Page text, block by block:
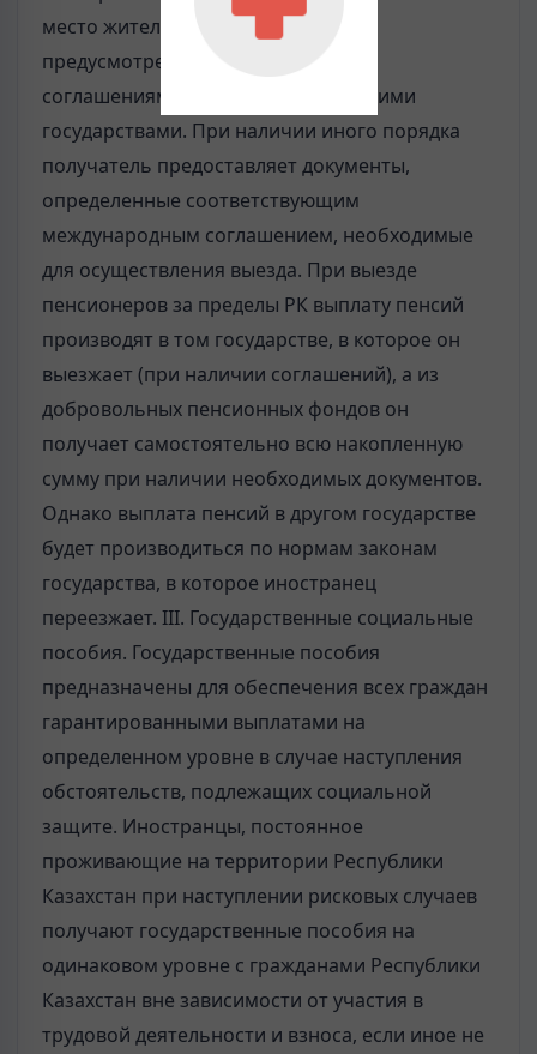
место жительство, если иное не
предусмотрено международными
соглашениями РК с соответствующими
государствами. При наличии иного порядка
получатель предоставляет документы,
определенные соответствующим
международным соглашением, необходимые
для осуществления выезда. При выезде
пенсионеров за пределы РК выплату пенсий
производят в том государстве, в которое он
выезжает (при наличии соглашений), а из
добровольных пенсионных фондов он
получает самостоятельно всю накопленную
сумму при наличии необходимых документов.
Однако выплата пенсий в другом государстве
будет производиться по нормам законам
государства, в которое иностранец
переезжает. III. Государственные социальные
пособия. Государственные пособия
предназначены для обеспечения всех граждан
гарантированными выплатами на
определенном уровне в случае наступления
обстоятельств, подлежащих социальной
защите. Иностранцы, постоянное
проживающие на территории Республики
Казахстан при наступлении рисковых случаев
получают государственные пособия на
одинаковом уровне с гражданами Республики
Казахстан вне зависимости от участия в
трудовой деятельности и взноса, если иное не